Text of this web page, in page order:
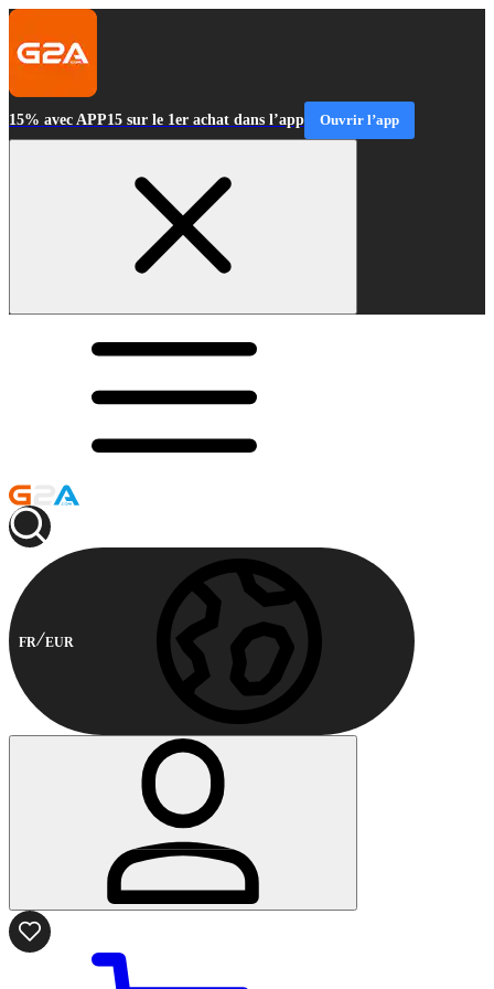
15% avec APP15 sur le 1er achat dans l’app Ouvrir l’app
FR EUR